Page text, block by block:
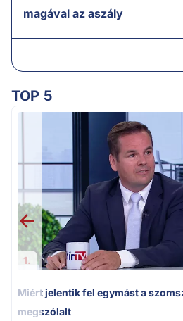
magával az aszály
TOP 5
1.
Miért jelentik fel egymást a
megszólalt